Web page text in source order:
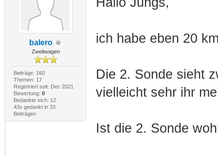
balero
Zweitwagen
Beiträge: 160
Themen: 17
Registriert seit: Dec 2021
Bewertung: 0
Bedankte sich: 12
43x gedankt in 33
Beiträgen
ich habe eben 20
Die 2. Sonde sieht
vielleicht sehr ihr
Ist die 2. Sonde